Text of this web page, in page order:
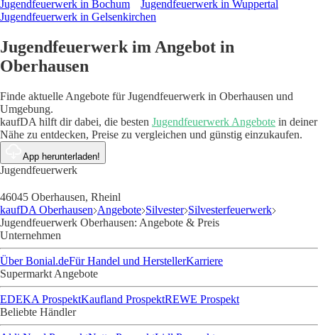
Jugendfeuerwerk in Bochum
Jugendfeuerwerk in Wuppertal
Jugendfeuerwerk in Gelsenkirchen
Jugendfeuerwerk im Angebot in
Oberhausen
Finde aktuelle Angebote für Jugendfeuerwerk in Oberhausen und
Umgebung.
kaufDA hilft dir dabei, die besten Jugendfeuerwerk Angebote in deiner
Nähe zu entdecken, Preise zu vergleichen und günstig einzukaufen.
App herunterladen!
Jugendfeuerwerk
46045 Oberhausen, Rheinl
kaufDA Oberhausen Angebote Silvester Silvesterfeuerwerk
Jugendfeuerwerk Oberhausen: Angebote & Preis
Unternehmen
Über Bonial.deFür Handel und HerstellerKarriere
Supermarkt Angebote
EDEKA ProspektKaufland ProspektREWE Prospekt
Beliebte Händler